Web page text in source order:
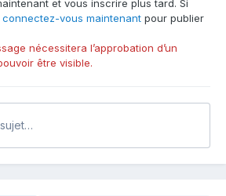
et vous inscrire plus tard. Si
connectez-vous maintenant pour publier
nécessitera l’approbation d’un
être visible.